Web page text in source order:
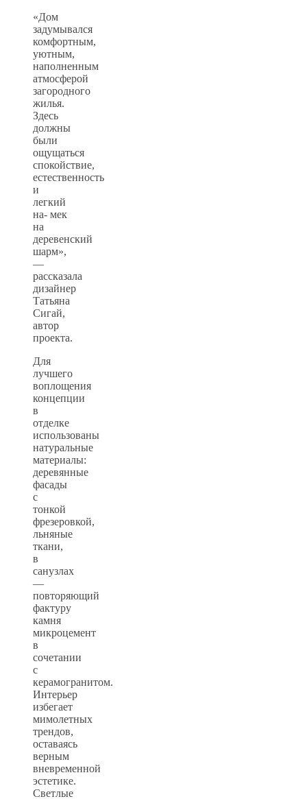
«Дом
задумывался
комфортным,
уютным,
наполненным
атмосферой
загородного
жилья.
Здесь
должны
были
ощущаться
спокойствие,
естественность
и
легкий
на- мек
на
деревенский
шарм»,
—
рассказала
дизайнер
Татьяна
Сигай,
автор
проекта.
Для
лучшего
воплощения
концепции
в
отделке
использованы
натуральные
материалы:
деревянные
фасады
с
тонкой
фрезеровкой,
льняные
ткани,
в
санузлах
—
повторяющий
фактуру
камня
микроцемент
в
сочетании
с
керамогранитом.
Интерьер
избегает
мимолетных
трендов,
оставаясь
верным
вневременной
эстетике.
Светлые